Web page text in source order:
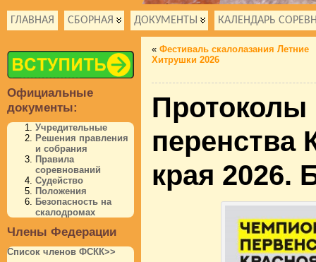
ГЛАВНАЯ СБОРНАЯ ДОКУМЕНТЫ КАЛЕНДАРЬ
Официальные
документы:
Учредительные
Решения правления
и собрания
Правила
соревнований
Судейство
Положения
Безопасность на
скалодромах
Члены Федерации
Список членов ФСКК>>
« Фестиваль скалолазания Летние
Хитрушки 2026
Протоколы
перенства
края 2026.